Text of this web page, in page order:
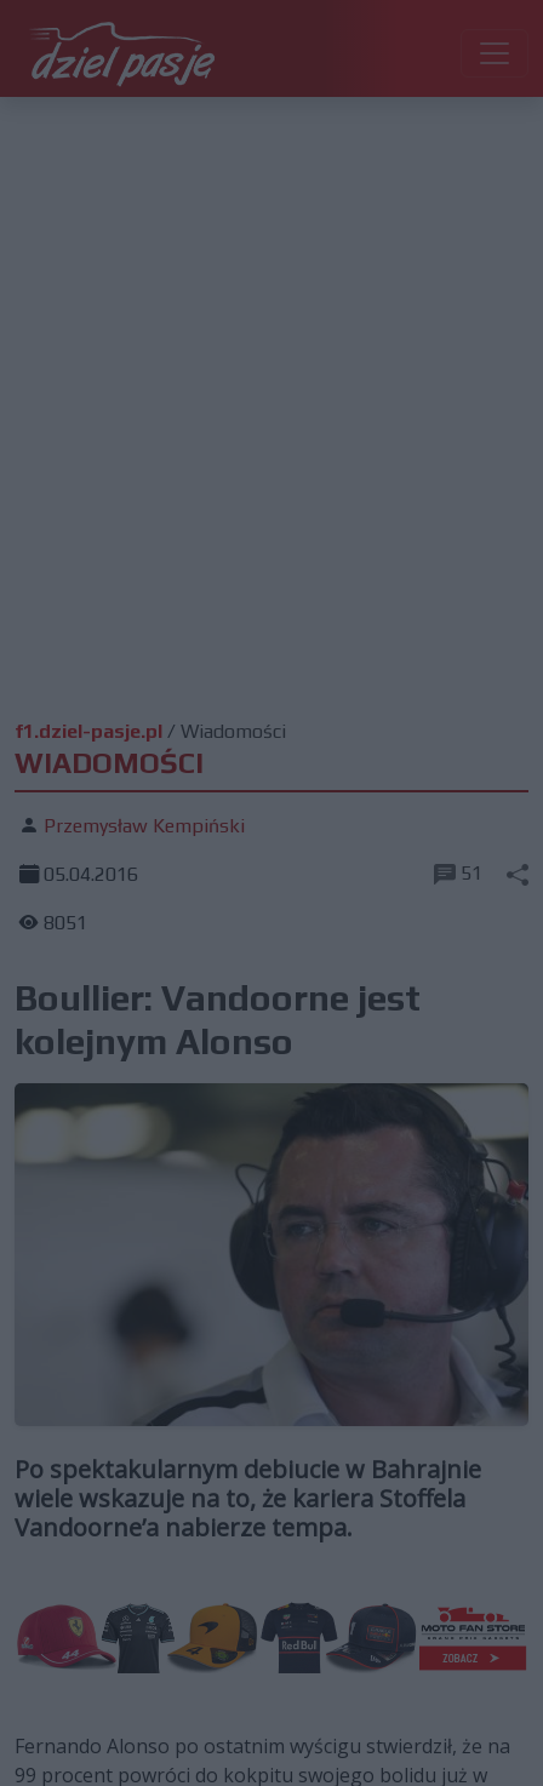
f1.dziel-pasje.pl / Wiadomości
WIADOMOŚCI
Przemysław Kempiński
05.04.2016
8051
51
Boullier: Vandoorne jest
kolejnym Alonso
Po spektakularnym debiucie w Bahrajnie
wiele wskazuje na to, że kariera Stoffela
Vandoorne’a nabierze tempa.
Fernando Alonso po ostatnim wyścigu stwierdził, że na
99 procent powróci do kokpitu swojego bolidu już w